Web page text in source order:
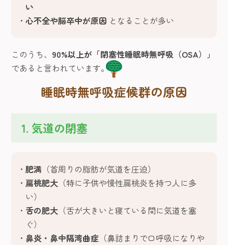
い
心不全や脳卒中が原因 となることが多い
このうち、 90%以上が「閉塞性睡眠時無呼吸（OSA）」
であると言われています。
睡眠時無呼吸症候群の原因
1. 気道の閉塞
肥満 （首周りの脂肪が気道を圧迫）
扁桃肥大 （特に子供や慢性扁桃炎を持つ人に多
い）
舌の肥大 （舌が大きいと寝ている間に気道を塞
ぐ）
鼻炎・鼻中隔湾曲症 （鼻詰まりで口呼吸になりや